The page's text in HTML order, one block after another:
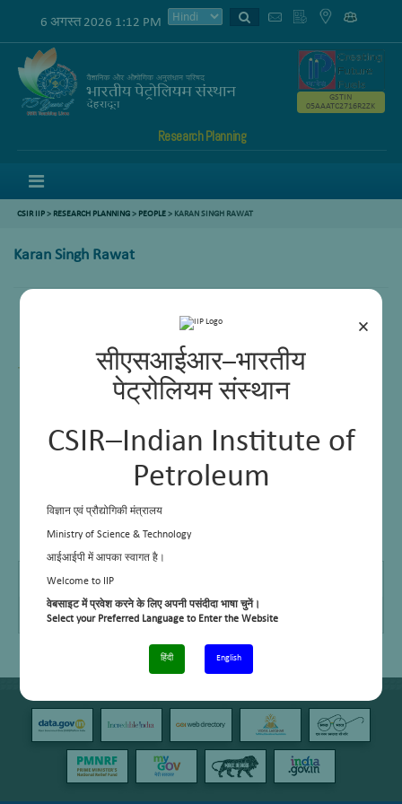
×
सीएसआईआर–भारतीय
पेट्रोलियम संस्थान
CSIR–Indian Institute of
Petroleum
विज्ञान एवं प्रौद्योगिकी मंत्रालय
Ministry of Science & Technology
आईआईपी में आपका स्वागत है।
Welcome to IIP
वेबसाइट में प्रवेश करने के लिए अपनी पसंदीदा भाषा चुनें।
Select your Preferred Language to Enter the Website
हिंदी English
6 अगस्त 2026 1:12 PM
Research Planning
GSTIN
05AAATC2716R2ZK
CSIR IIP> RESEARCH PLANNING> PEOPLE> KARAN SINGH RAWAT
Karan Singh Rawat
Principal Technical Officer
Telephone No.
ksrawat@iip.res.in